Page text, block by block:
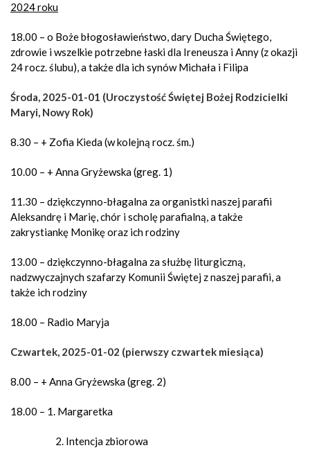
2024 roku
18.00 – o Boże błogosławieństwo, dary Ducha Świętego,
zdrowie i wszelkie potrzebne łaski dla Ireneusza i Anny (z okazji
24 rocz. ślubu), a także dla ich synów Michała i Filipa
Środa, 2025-01-01 (Uroczystość Świętej Bożej Rodzicielki
Maryi, Nowy Rok)
8.30 – + Zofia Kieda (w kolejną rocz. śm.)
10.00 – + Anna Gryżewska (greg. 1)
11.30 – dziękczynno-błagalna za organistki naszej parafii
Aleksandrę i Marię, chór i scholę parafialną, a także
zakrystiankę Monikę oraz ich rodziny
13.00 – dziękczynno-błagalna za służbę liturgiczną,
nadzwyczajnych szafarzy Komunii Świętej z naszej parafii, a
także ich rodziny
18.00 – Radio Maryja
Czwartek, 2025-01-02 (pierwszy czwartek miesiąca)
8.00 – + Anna Gryżewska (greg. 2)
18.00 – 1. Margaretka
Intencja zbiorowa